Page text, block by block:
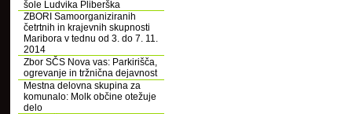
šole Ludvika Pliberška
ZBORI Samoorganiziranih
četrtnih in krajevnih skupnosti
Maribora v tednu od 3. do 7. 11.
2014
Zbor SČS Nova vas: Parkirišča,
ogrevanje in tržnična dejavnost
Mestna delovna skupina za
komunalo: Molk občine otežuje
delo